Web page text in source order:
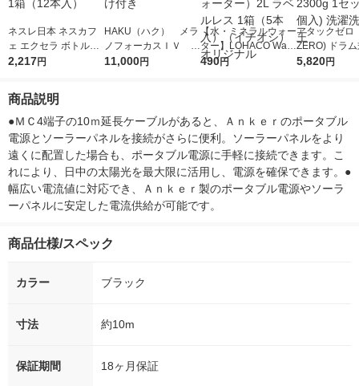
ネスレ日本 ネスカフ
ェ エクセラ ボトルコ
ーヒー 無糖 ラベルレ
2,217円
HAKU（ハク） メラ
ノフォーカスＩＶ 4
5ｇ 資生堂 おまけ
11,000円
【水・ミネラルウォー
ター】LOHACO Wate
r（ロハコウォータ
490円
アタックゼロ
ZERO) ドラ
詰め替え メガ
5,820円
商品説明
●ＭＣ4端子の10ｍ延長ケーブルがあると、Ａｎｋｅｒのポータブル
電源とソーラーパネルを接続がさらに便利。ソーラーパネルをより
遠くに配置した場合も、ポータブル電源に手軽に接続できます。こ
れにより、日中の太陽光を最大限に活用し、電源を確保できます。●
幅広い電流値に対応でき、Ａｎｋｅｒ製のポータブル電源やソーラ
ーパネルに安定した電流供給が可能です。
商品仕様/スペック
カラー ブラック
寸法 約10m
保証期間 18ヶ月保証